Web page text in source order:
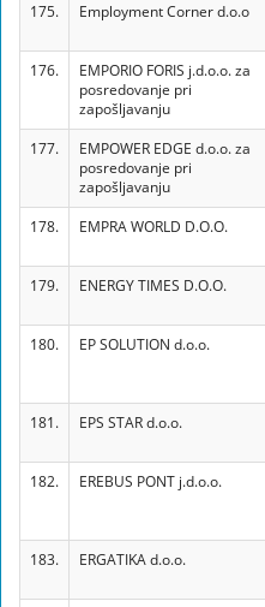
175.
Employment Corner d.o.o
176.
EMPORIO FORIS j.d.o.o. za
posredovanje pri
zapošljavanju
177.
EMPOWER EDGE d.o.o. za
posredovanje pri
zapošljavanju
178.
EMPRA WORLD D.O.O.
179.
ENERGY TIMES D.O.O.
180.
EP SOLUTION d.o.o.
181.
EPS STAR d.o.o.
182.
EREBUS PONT j.d.o.o.
183.
ERGATIKA d.o.o.